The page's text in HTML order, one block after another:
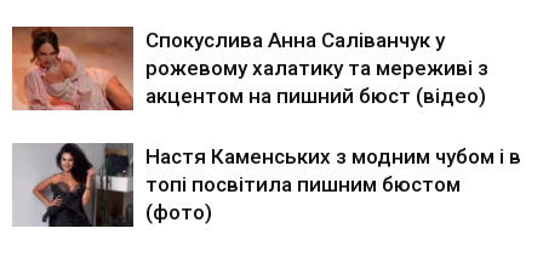
Спокуслива Анна Саліванчук у
рожевому халатику та мереживі з
акцентом на пишний бюст (відео)
Настя Каменських з модним чубом і в
топі посвітила пишним бюстом
(фото)